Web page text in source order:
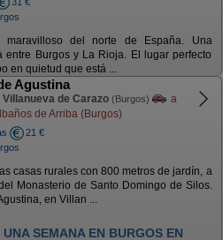
del norte de España. Una
entre Burgos y La Rioja. El lugar perfecto
en quietud que está ...
Agustina
Villanueva de Carazo (Burgos)
a
de Arriba (Burgos)
21 €
casas rurales con 800 metros de jardín, a
Monasterio de Santo Domingo de Silos.
en Villan ...
850 EUROS. DEL 21